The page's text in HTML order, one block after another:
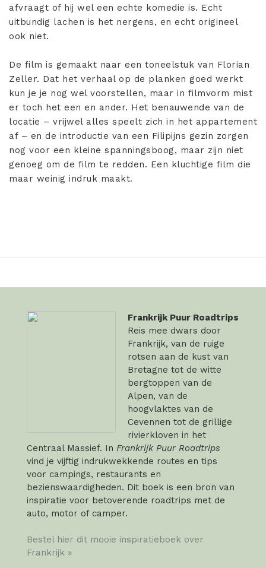
afvraagt of hij wel een echte komedie is. Echt
uitbundig lachen is het nergens, en echt origineel
ook niet.
De film is gemaakt naar een toneelstuk van Florian
Zeller. Dat het verhaal op de planken goed werkt
kun je je nog wel voorstellen, maar in filmvorm mist
er toch het een en ander. Het benauwende van de
locatie – vrijwel alles speelt zich in het appartement
af – en de introductie van een Filipijns gezin zorgen
nog voor een kleine spanningsboog, maar zijn niet
genoeg om de film te redden. Een kluchtige film die
maar weinig indruk maakt.
Frankrijk Puur Roadtrips
Reis mee dwars door
Frankrijk, van de ruige
rotsen aan de kust van
Bretagne tot de witte
bergtoppen van de
Alpen, van de
hoogvlaktes van de
Cevennen tot de grillige
rivierkloven in het
Centraal Massief. In Frankrijk Puur Roadtrips
vind je vijftig indrukwekkende routes en tips
voor campings, restaurants en
bezienswaardigheden. Dit boek is een bron van
inspiratie voor betoverende roadtrips met de
auto, motor of camper.
Bestel hier dit mooie inspiratieboek over
Frankrijk »